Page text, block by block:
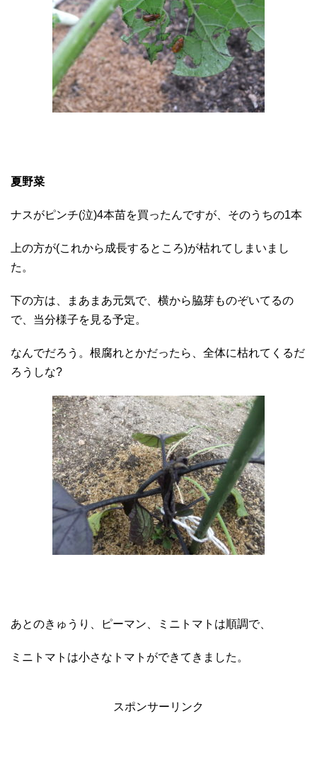
夏野菜
ナスがピンチ(泣)4本苗を買ったんですが、そのうちの1本
上の方が(これから成長するところ)が枯れてしまいまし
た。
下の方は、まあまあ元気で、横から脇芽ものぞいてるの
で、当分様子を見る予定。
なんでだろう。根腐れとかだったら、全体に枯れてくるだ
ろうしな?
あとのきゅうり、ピーマン、ミニトマトは順調で、
ミニトマトは小さなトマトができてきました。
スポンサーリンク